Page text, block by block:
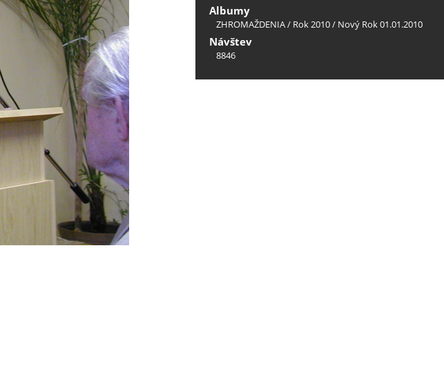
Albumy
ZHROMAŽDENIA/ Rok 2010/ Nový Rok 01.01.2010
Návštev
8846